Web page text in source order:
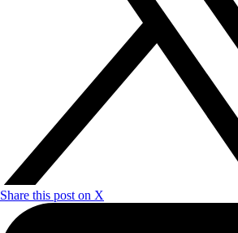
Share this post on X